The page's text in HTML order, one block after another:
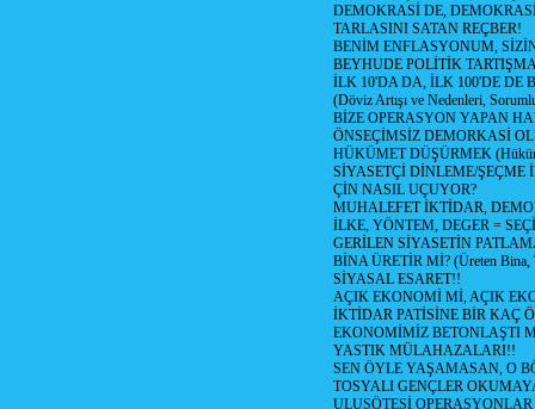
DEMOKRASİ DE,
TARLASINI SATAN REÇBER!
BENİM ENFLASYONUM,
BEYHUDE POLİTİK
İLK 10'DA DA, İLK 100'DE DE
(Döviz Artışı ve Nedenleri,
BİZE OPERASYON YAPAN
ÖNSEÇİMSİZ DEMORKASİ
HÜKÜMET DÜŞÜRMEK
SİYASETÇİ DİNLEME/ŞEÇME
ÇİN NASIL UÇUYOR?
MUHALEFET İKTİDAR,
İLKE, YÖNTEM, DEGER =
GERİLEN SİYASETİN
BİNA ÜRETİR Mİ? (Üreten Bina,
SİYASAL ESARET!!
AÇIK EKONOMİ Mİ, AÇIK
İKTİDAR PATİSİNE BİR KAÇ
EKONOMİMİZ BETONLAŞTI
YASTIK MÜLAHAZALARI!!
SEN ÖYLE YAŞAMASAN, O
TOSYALI GENÇLER
ULUSÖTESİ OPERASYONLAR